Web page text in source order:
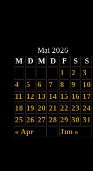
Mai 2026
M
D M D F S
S
1
2
3
4
5 6 7 8 9
10
11
12 13 14 15 16 17
18 19 20 21 22 23 24
25 26 27 28 29 30 31
« Apr
Jun »